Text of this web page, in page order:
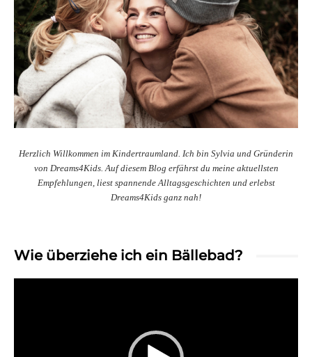
Herzlich Willkommen im Kindertraumland. Ich bin Sylvia und Gründerin
von Dreams4Kids. Auf diesem Blog erfährst du meine aktuellsten
Empfehlungen, liest spannende Alltagsgeschichten und erlebst
Dreams4Kids ganz nah!
Wie überziehe ich ein Bällebad?